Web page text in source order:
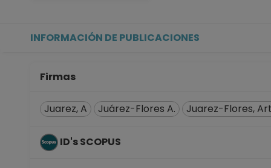
PROFESOR ASIGNATURA
Desde 16-05-2017 hasta
AYUDANTE PROFESOR A
INFORMACIÓN DE PUBLICACIONES
Firmas
Juarez, A Juárez-Flores A. Juarez-Flores,
ID's SCOPUS